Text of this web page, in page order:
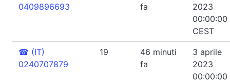
0409896693
fa
2023
00:00:00
CEST
☎ (IT)
0240707879
19
46 minuti
fa
3 aprile
2023
00:00:00